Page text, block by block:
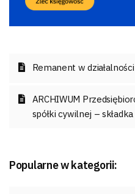
Remanent w
ARCHIWUM
spółki cywilnej –
Popularne w kategorii: